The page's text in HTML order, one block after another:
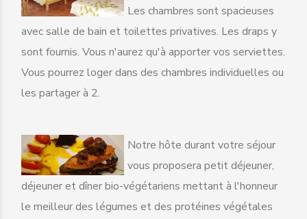
Les chambres sont spacieuses
avec salle de bain et toilettes privatives. Les draps y
sont fournis. Vous n'aurez qu'à apporter vos serviettes.
Vous pourrez loger dans des chambres individuelles ou
les partager à 2.
Notre hôte durant votre séjour
vous proposera petit déjeuner,
déjeuner et dîner bio-végétariens mettant à l'honneur
le meilleur des légumes et des protéines végétales